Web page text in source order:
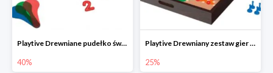
Playtive Drewniane pudełko świetlne MONTESSORI
40%
Playtive Drewniany zestaw gier 10 w 1
25%